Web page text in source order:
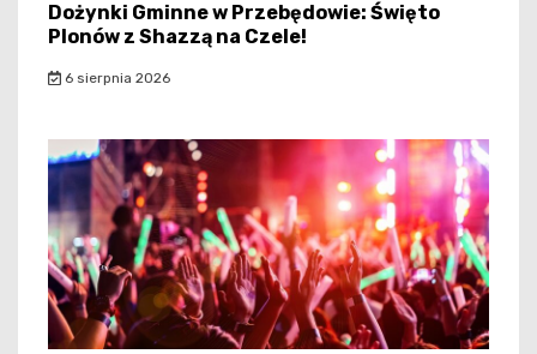
Dożynki Gminne w Przebędowie: Święto
Plonów z Shazzą na Czele!
6 sierpnia 2026